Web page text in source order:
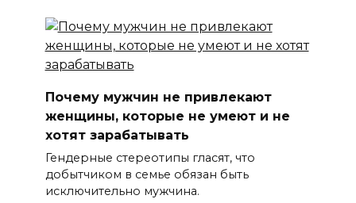
Почему мужчин не привлекают
женщины, которые не умеют и не
хотят зарабатывать
Гендерные стереотипы гласят, что
добытчиком в семье обязан быть
исключительно мужчина.